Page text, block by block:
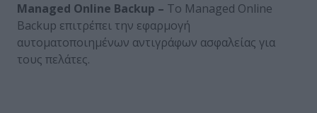
Managed Online Backup – Το Managed Online
Backup επιτρέπει την εφαρμογή
αυτοματοποιημένων αντιγράφων ασφαλείας για
τους πελάτες.